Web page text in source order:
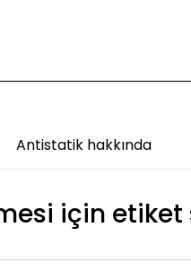
Antistatik hakkında
için etiket